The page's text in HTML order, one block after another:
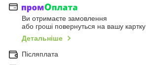
Ви отримаєте замовлення
або гроші повернуться на вашу картку
Детальніше
Післяплата